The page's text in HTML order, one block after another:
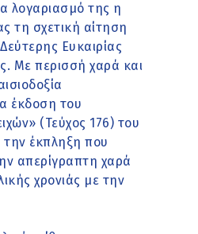
λογαριασμό της η
τη σχετική αίτηση
Ευκαιρίας
Με περισσή χαρά και
έκδοση του
(Τεύχος 176) του
έκπληξη που
απερίγραπτη χαρά
χρονιάς με την